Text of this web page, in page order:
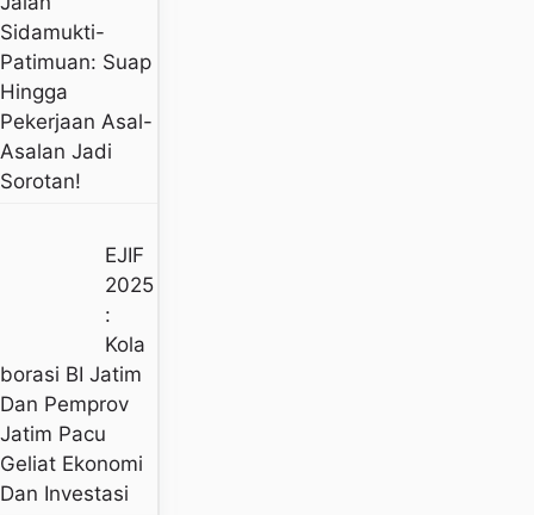
Sidamukti-
Patimuan: Suap
Hingga
Pekerjaan Asal-
Asalan Jadi
Sorotan!
EJIF
2025
:
Kola
Borasi BI Jatim
Dan Pemprov
Jatim Pacu
Geliat Ekonomi
Dan Investasi